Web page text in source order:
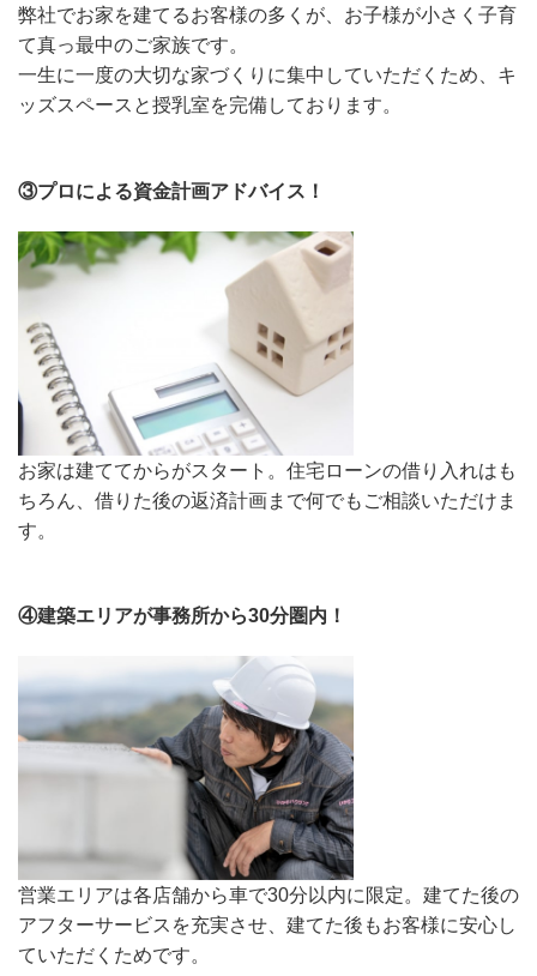
弊社でお家を建てるお客様の多くが、お子様が小さく子育
て真っ最中のご家族です。
一生に一度の大切な家づくりに集中していただくため、キ
ッズスペースと授乳室を完備しております。
③プロによる資金計画アドバイス！
お家は建ててからがスタート。住宅ローンの借り入れはも
ちろん、借りた後の返済計画まで何でもご相談いただけま
す。
④建築エリアが事務所から30分圏内！
営業エリアは各店舗から車で30分以内に限定。建てた後の
アフターサービスを充実させ、建てた後もお客様に安心し
ていただくためです。